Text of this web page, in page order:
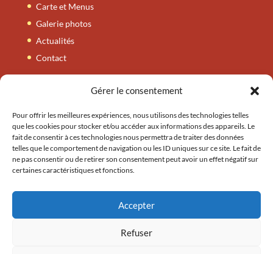
Gérer le consentement
Pour offrir les meilleures expériences, nous utilisons des technologies telles
que les cookies pour stocker et/ou accéder aux informations des appareils. Le
fait de consentir à ces technologies nous permettra de traiter des données
telles que le comportement de navigation ou les ID uniques sur ce site. Le fait de
ne pas consentir ou de retirer son consentement peut avoir un effet négatif sur
certaines caractéristiques et fonctions.
Accepter
Refuser
Carte et Menus
Galerie photos
Actualités
Contact
Nos entrées
Nos tandooris
Nos plats
Nos accompagnements